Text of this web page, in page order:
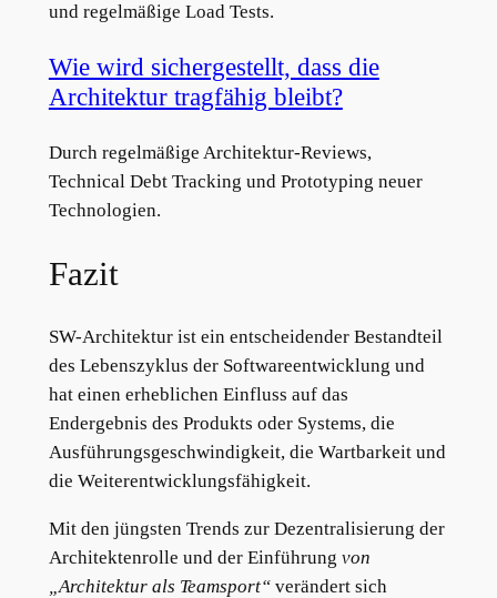
und regelmäßige Load Tests.
Wie wird sichergestellt, dass die
Architektur tragfähig bleibt?
Durch regelmäßige Architektur-Reviews,
Technical Debt Tracking und Prototyping neuer
Technologien.
Fazit
SW-Architektur ist ein entscheidender Bestandteil
des Lebenszyklus der Softwareentwicklung und
hat einen erheblichen Einfluss auf das
Endergebnis des Produkts oder Systems, die
Ausführungsgeschwindigkeit, die Wartbarkeit und
die Weiterentwicklungsfähigkeit.
Mit den jüngsten Trends zur Dezentralisierung der
Architektenrolle und der Einführung von
„Architektur als Teamsport“verändert sich